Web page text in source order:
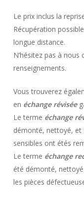
Le prix inclus la
Récupération
longue distance.
N’hésitez pas à
renseignements.
Vous trouverez
en échange révisée
Le terme échange
démonté, nettoyé, et
sensibles ont étés
Le terme échange
été démonté,
les pièces